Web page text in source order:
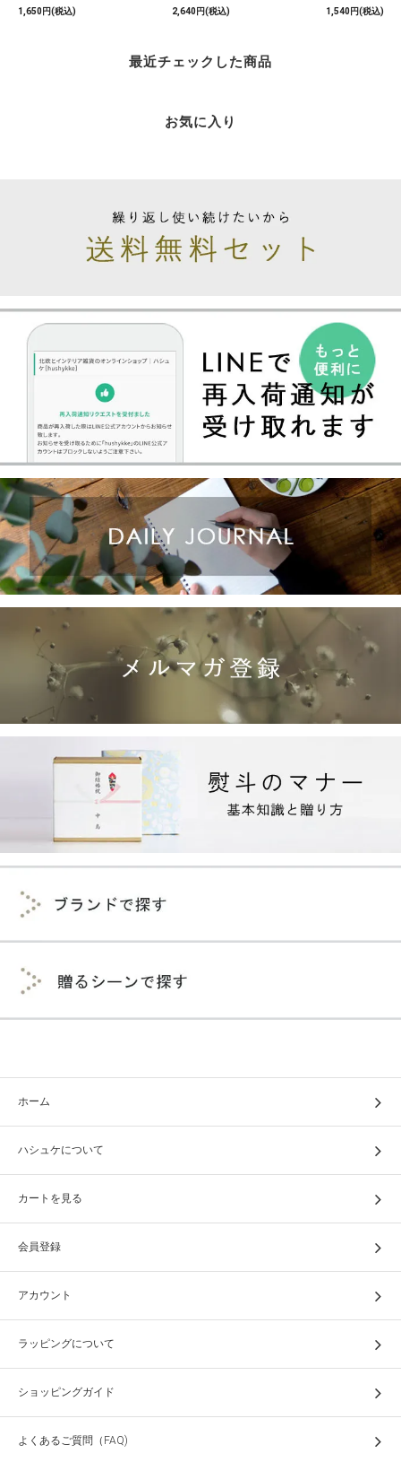
1,650円(税込)
2,640円(税込)
1,540円(税込)
最近チェックした商品
お気に入り
ホーム
ハシュケについて
カートを見る
会員登録
アカウント
ラッピングについて
ショッピングガイド
よくあるご質問（FAQ)